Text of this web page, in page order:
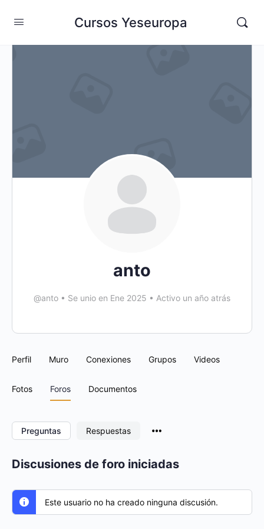
Cursos Yeseuropa
anto
@anto • Se unio en Ene 2025 • Activo un año atrás
Perfil Muro Conexiones Grupos Videos
Fotos Foros Documentos
Preguntas Respuestas
Discusiones de foro iniciadas
Este usuario no ha creado ninguna discusión.